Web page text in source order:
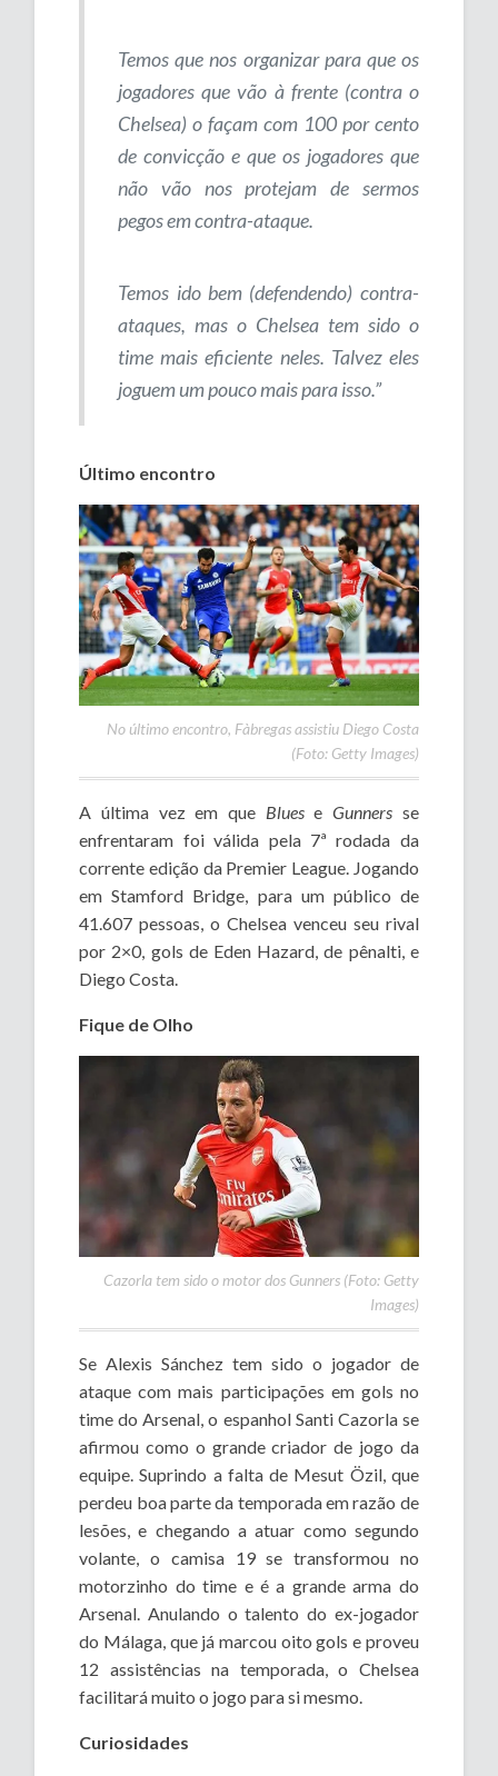
Temos que nos organizar para que os
jogadores que vão à frente (contra o
Chelsea) o façam com 100 por cento
de convicção e que os jogadores que
não vão nos protejam de sermos
pegos em contra-ataque.
Temos ido bem (defendendo) contra-
ataques, mas o Chelsea tem sido o
time mais eficiente neles. Talvez eles
joguem um pouco mais para isso.”
Último encontro
No último encontro, Fàbregas assistiu Diego Costa
(Foto: Getty Images)
A última vez em que BlueseGunners se
enfrentaram foi válida pela 7ª rodada da
corrente edição da Premier League. Jogando
em Stamford Bridge, para um público de
41.607 pessoas, o Chelsea venceu seu rival
por 2×0, gols de Eden Hazard, de pênalti, e
Diego Costa.
Fique de Olho
Cazorla tem sido o motor dos Gunners (Foto: Getty
Images)
Se Alexis Sánchez tem sido o jogador de
ataque com mais participações em gols no
time do Arsenal, o espanhol Santi Cazorla se
afirmou como o grande criador de jogo da
equipe. Suprindo a falta de Mesut Özil, que
perdeu boa parte da temporada em razão de
lesões, e chegando a atuar como segundo
volante, o camisa 19 se transformou no
motorzinho do time e é a grande arma do
Arsenal. Anulando o talento do ex-jogador
do Málaga, que já marcou oito gols e proveu
12 assistências na temporada, o Chelsea
facilitará muito o jogo para si mesmo.
Curiosidades